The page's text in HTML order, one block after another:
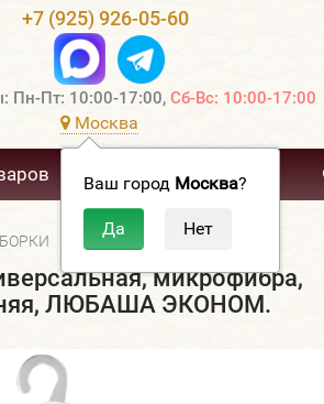
+7 (925) 926-05-60
Пн-Пт: 10:00-17:00, Сб-Вс: 10:00-17:00
Москва
Ваш город Москва?
микрофибра,
ЛЮБАША ЭКОНОМ.